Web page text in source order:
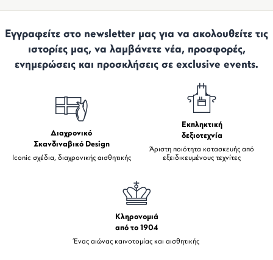
Εγγραφείτε στο newsletter μας για να ακολουθείτε τις
ιστορίες μας, να λαμβάνετε νέα, προσφορές,
ενημερώσεις και προσκλήσεις σε exclusive events.
Διαχρονικό
Σκανδιναβικό Design
Iconic σχέδια, διαχρονικής αισθητικής
Εκπληκτική
δεξιοτεχνία
Άριστη ποιότητα κατασκευής από
εξειδικευμένους τεχνίτες
Κληρονομιά
από το 1904
Ένας αιώνας καινοτομίας και αισθητικής